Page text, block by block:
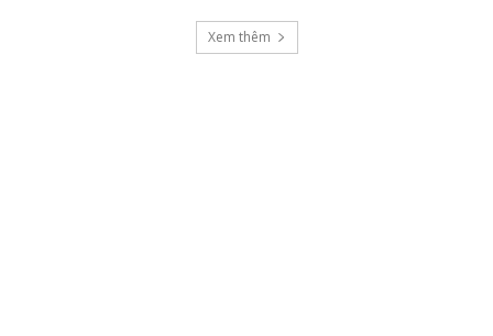
Xem thêm